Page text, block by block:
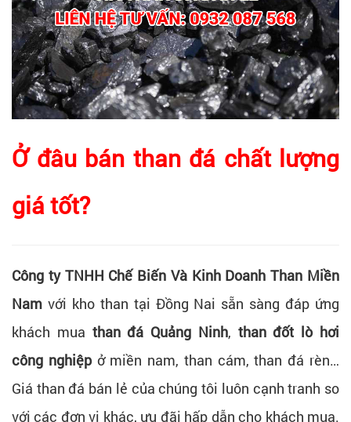
Ở đâu bán than đá chất lượng
giá tốt?
Công ty TNHH Chế Biến Và Kinh Doanh Than Miền
Nam với kho than tại Đồng Nai sẵn sàng đáp ứng
khách mua than đá Quảng Ninh, than đốt lò hơi
công nghiệp ở miền nam, than cám, than đá rèn…
Giá than đá bán lẻ của chúng tôi luôn cạnh tranh so
với các đơn vị khác, ưu đãi hấp dẫn cho khách mua.